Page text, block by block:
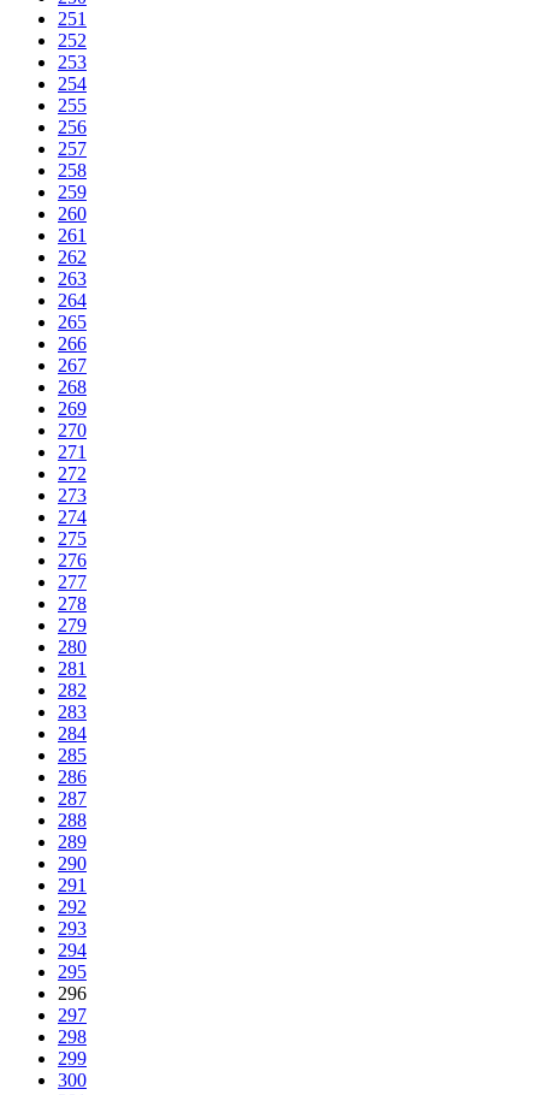
251
252
253
254
255
256
257
258
259
260
261
262
263
264
265
266
267
268
269
270
271
272
273
274
275
276
277
278
279
280
281
282
283
284
285
286
287
288
289
290
291
292
293
294
295
296
297
298
299
300